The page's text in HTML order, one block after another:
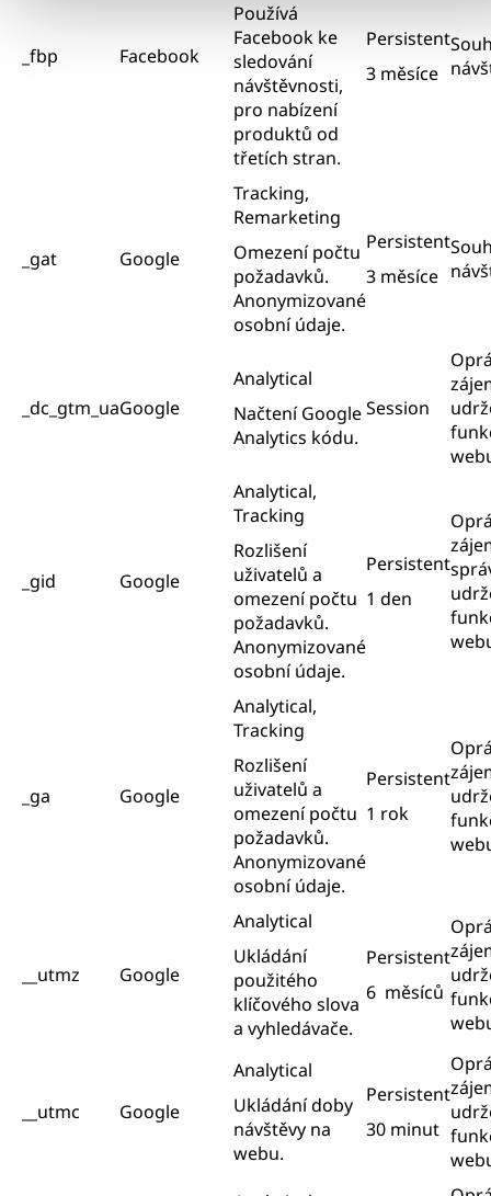
_fbp Facebook
Používá
Facebook ke
sledování
návštěvnosti,
pro nabízení
produktů od
třetích stran.
Persistent
3 měsíce
_gat Google
Tracking,
Remarketing
Omezení počtu
požadavků.
Anonymizované
osobní údaje.
Persistent
3 měsíce
_dc_gtm_uaGoogle
Analytical
Načtení Google
Analytics kódu.
Session
_gid Google
Analytical,
Tracking
Rozlišení
uživatelů a
omezení počtu
požadavků.
Anonymizované
osobní údaje.
Persistent
1 den
_ga Google
Analytical,
Tracking
Rozlišení
uživatelů a
omezení počtu
požadavků.
Anonymizované
osobní údaje.
Persistent
1 rok
__utmz Google
Analytical
Ukládání
použitého
klíčového slova
a vyhledávače.
Persistent
6 měsíců
__utmc Google
Analytical
Ukládání doby
návštěvy na
webu.
Persistent
30 minut